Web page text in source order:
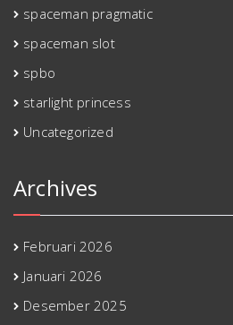
spaceman pragmatic
spaceman slot
spbo
starlight princess
Uncategorized
Archives
Februari 2026
Januari 2026
Desember 2025